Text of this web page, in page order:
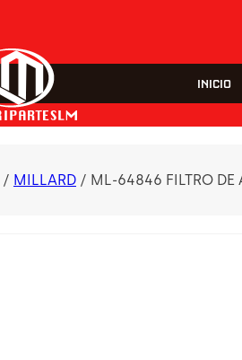
INICIO
/ MILLARD / ML-64846 FILTRO DE